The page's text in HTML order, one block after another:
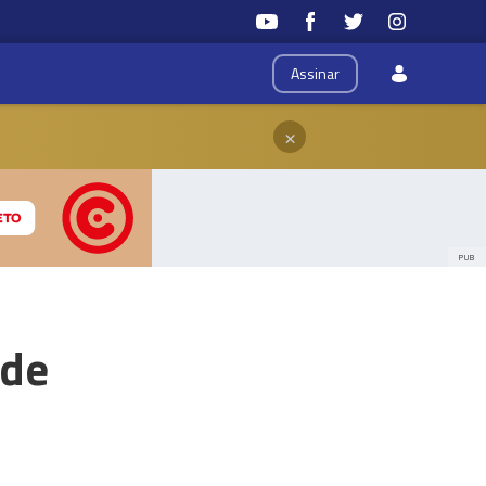
Assinar
×
PUB